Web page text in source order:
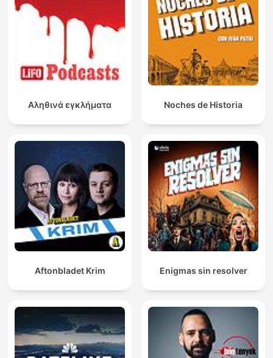
Αληθινά εγκλήματα Noches de Historia
Aftonbladet Krim Enigmas sin resolver